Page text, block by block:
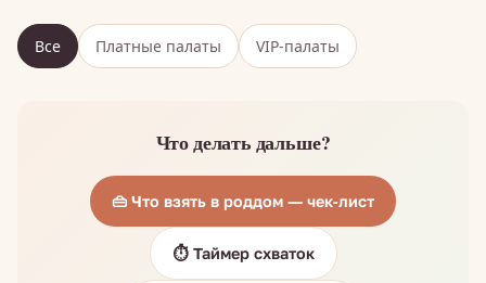
Все Платные палаты VIP-палаты
Что делать дальше?
👜 Что взять в роддом — чек-лист
⏱️ Таймер схваток